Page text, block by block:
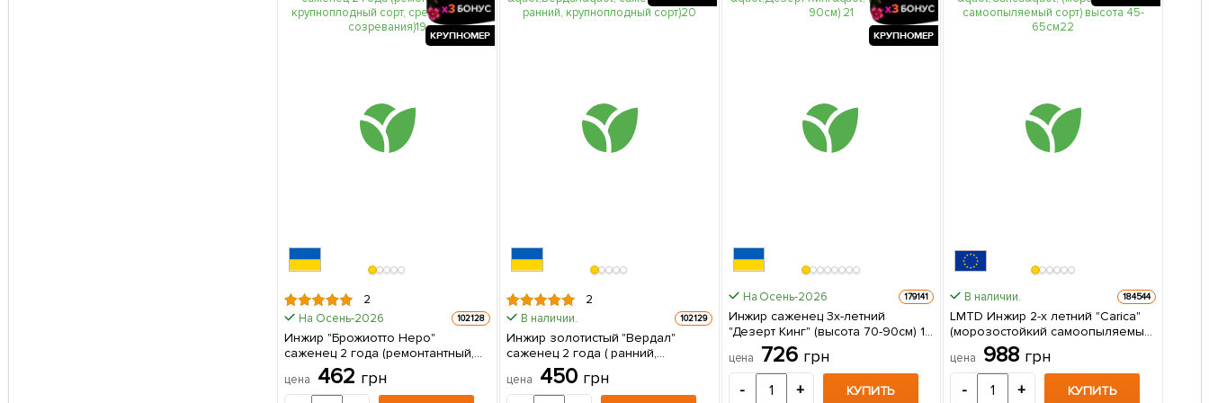
КРУПНОМЕР
2
На Осень-2026 102128
Инжир "Брожиотто Неро"
саженец 2 года (ремонтантный,
крупноплодный сорт, средний
срок созревания) 1 саженец в
упаковке
цена 462 грн
2
В наличии. 102129
Инжир золотистый "Вердал"
саженец 2 года ( ранний,
крупноплодный сорт) 1 саженец в
упаковке
цена 450 грн
КРУПНОМЕР
На Осень-2026 179141
Инжир саженец 3х-летний
"Дезерт Кинг" (высота 70-90см) 1
саженец в упаковке
цена 726 грн
- + КУПИТЬ
В наличии. 184544
LMTD Инжир 2-х летний "Carica"
(морозостойкий самоопыляемый
упаковке Нидерланды
цена 988 грн
- + КУПИТЬ